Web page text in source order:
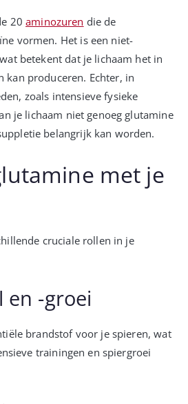
20aminozuren die de
vormen. Het is een niet-
betekent dat je lichaam het in
kan produceren. Echter, in
zoals intensieve fysieke
je lichaam niet genoeg glutamine
belangrijk kan worden.
met je
cruciale rollen in je
en -groei
brandstof voor je spieren, wat
trainingen en spiergroei